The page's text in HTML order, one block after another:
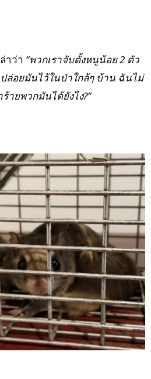
าว่า “พวกเราจับตั้งหนูน้อย 2 ตัว
ล่อยมันไว้ในป่าใกล้ๆ บ้าน ฉันไม่
ายพวกมันได้ยังไง?”